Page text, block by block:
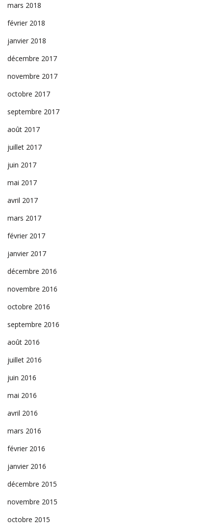
mars 2018
février 2018
janvier 2018
décembre 2017
novembre 2017
octobre 2017
septembre 2017
août 2017
juillet 2017
juin 2017
mai 2017
avril 2017
mars 2017
février 2017
janvier 2017
décembre 2016
novembre 2016
octobre 2016
septembre 2016
août 2016
juillet 2016
juin 2016
mai 2016
avril 2016
mars 2016
février 2016
janvier 2016
décembre 2015
novembre 2015
octobre 2015